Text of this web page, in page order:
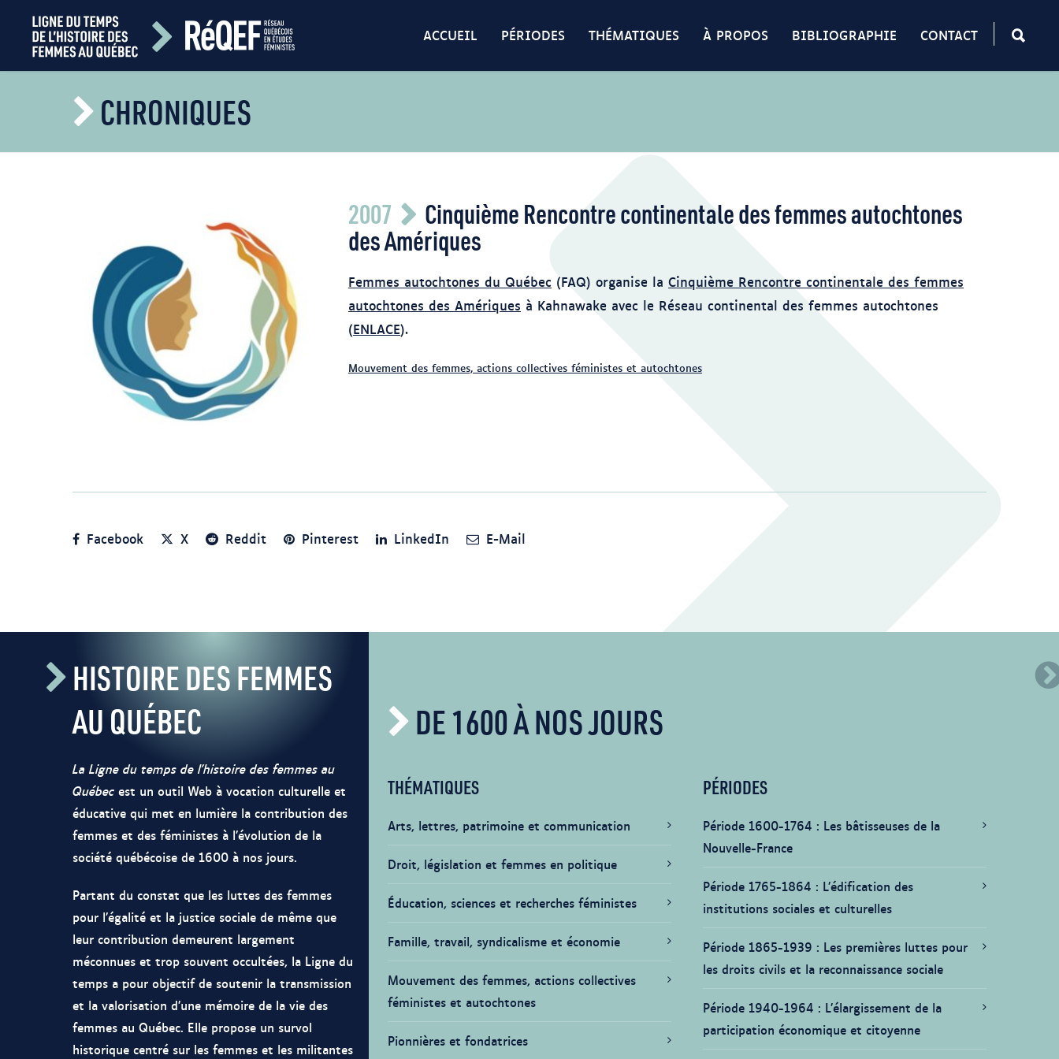
ACCUEIL PÉRIODES THÉMATIQUES À PROPOS BIBLIOGRAPHIE CONTACT
CHRONIQUES
2007 Cinquième Rencontre continentale des femmes autochtones
des Amériques
Femmes autochtones du Québec (FAQ) organise la Cinquième Rencontre continentale des femmes
autochtones des Amériques à Kahnawake avec le Réseau continental des femmes autochtones
(ENLACE).
Mouvement des femmes, actions collectives féministes et autochtones
Facebook X Reddit Pinterest LinkedIn E-Mail
HISTOIRE DES FEMMES
AU QUÉBEC
La Ligne du temps de l’histoire des femmes au
Québec est un outil Web à vocation culturelle et
éducative qui met en lumière la contribution des
femmes et des féministes à l’évolution de la
société québécoise de 1600 à nos jours.
Partant du constat que les luttes des femmes
pour l’égalité et la justice sociale de même que
leur contribution demeurent largement
méconnues et trop souvent occultées, la Ligne du
temps a pour objectif de soutenir la transmission
et la valorisation d’une mémoire de la vie des
femmes au Québec. Elle propose un survol
historique centré sur les femmes et les militantes
DE 1600 À NOS JOURS
THÉMATIQUES
Arts, lettres, patrimoine et communication
Droit, législation et femmes en politique
Éducation, sciences et recherches féministes
Famille, travail, syndicalisme et économie
Mouvement des femmes, actions collectives
féministes et autochtones
Pionnières et fondatrices
PÉRIODES
Période 1600-1764
Les bâtisseuses de la
Nouvelle-France
Période 1765-1864
L’édification des
institutions sociales et culturelles
Période 1865-1939
Les premières luttes pour
les droits civils et la reconnaissance sociale
Période 1940-1964
L’élargissement de la
participation économique et citoyenne